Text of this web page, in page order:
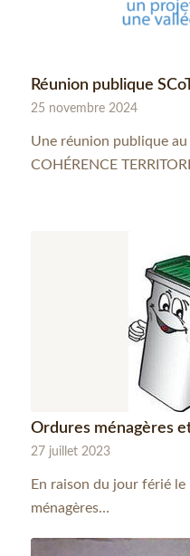
Réunion publique
25 novembre 2024
Une réunion publique
COHÉRENCE
Ordures ménagères
27 juillet 2023
En raison du jour férié
ménagères…